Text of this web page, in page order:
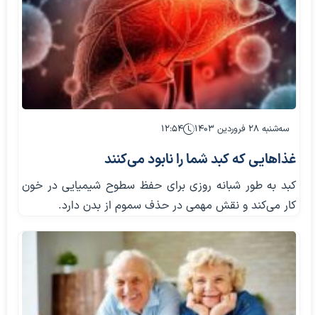
سه‌شنبه ۲۸ فروردین ۱۴۰۳ ۱۲:۵۴
غذا‌هایی که کبد شما را نابود می‌کنند
کبد به طور شبانه روزی برای حفظ سطوح شیمیایی در خون
کار می‌کند و نقش مهمی در حذف سموم از بدن دارد.